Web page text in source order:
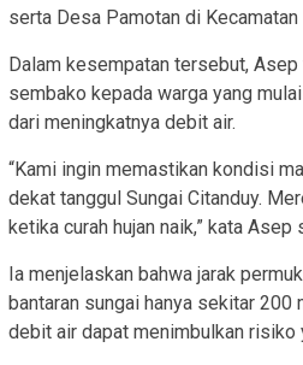
serta Desa Pamotan di Kecamatan
Dalam kesempatan tersebut, Asep
sembako kepada warga yang
dari meningkatnya debit air.
“Kami ingin memastikan kondisi
dekat tanggul Sungai Citanduy.
ketika curah hujan naik,” kata
Ia menjelaskan bahwa jarak
bantaran sungai hanya sekitar 200
debit air dapat menimbulkan risiko